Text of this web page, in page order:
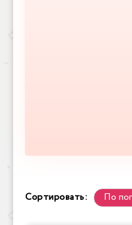
Сортировать: По